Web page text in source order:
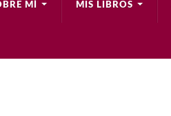
MÍ MIS LIBROS